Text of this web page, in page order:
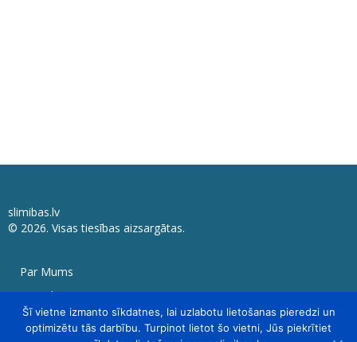
slimibas.lv
© 2026. Visas tiesības aizsargātas.
Par Mums
Kontakti
Sadarbības partneri
Šī vietne izmanto sīkdatnes, lai uzlabotu lietošanas pieredzi un
optimizētu tās darbību. Turpinot lietot šo vietni, Jūs piekrītiet